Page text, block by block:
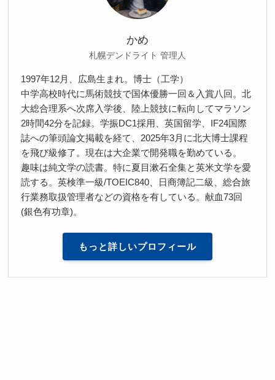
かめ
札幌デンドライト 管理人
1997年12月、広島生まれ。博士（工学）
中学高校時代に馬術競技で国体優勝一回＆入賞八回。北
大総合理系へ次席入学後、陸上競技に転向してマラソン
2時間42分を記録。学振DC1採用、英国留学、IF24国際
誌への筆頭論文掲載を経て、2025年3月に北大博士課程
を飛び級修了。現在は大企業で開発職を勤めている。
趣味は純文学の読書。特に夏目漱石全集と英米文学を愛
読する。英検準一級/TOEIC840、日商簿記二級、総合旅
行業務取扱管理者などの資格を有している。献血73回
(銀色有功章)。
もっと詳しいプロフィール